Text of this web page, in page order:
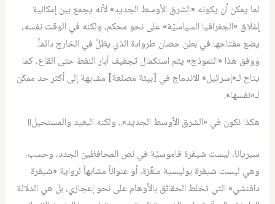
لما يمكن أن يكونه «الشرق الأوسط الجديد» لأنه يجمع بين إمكانية
إغلاق «الجغرافيا السياسيّة» على نحو محكم، ولكنه في الوقت نفسه،
يضع مفتاحها في بطن حصان طروادة الذي يظلّ في الخارج دائماً.
ووفق هذا «النموذج» يتم استكمال تجفيف آبار النفط حتى القاع، كما
يتاح لـ«إسرائيل» الاندماج في [بيئة مصنّعة] مشابهة إلى أكثر حد ممكن
لـ«نفسها».
هكذا نكون في «الشرق الأوسط الجديد».. ولكنه البعيد والمستحيل!!
سيريانا، ليست شيفرة قاموسيّة في نص المحافظين الجدد، وحسب،
وهي ليست شيفرة بوليسية ملغّزة، أو عنواناً مشابهاً لرواية «شيفرة
دافنشي» التي تخلط الحقائق بالأوهام على نحو إعجازي، بل هي الدلالة